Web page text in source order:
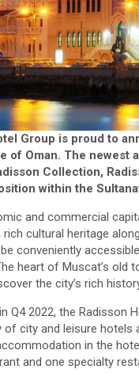
Group is proud to
of Oman. The newest
Collection,
within the
and commercial
cultural heritage
conveniently
heart of Muscat’s old
the city’s rich
Q4 2022, the Radisson
of city and leisure
in the
and one specialty